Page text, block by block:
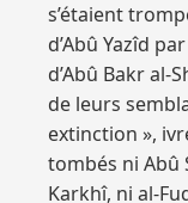
s’étaient
d’Abû Yazîd
d’Abû Bakr al-
de leurs
extinction »,
tombés ni Abû
Karkhî, ni al-